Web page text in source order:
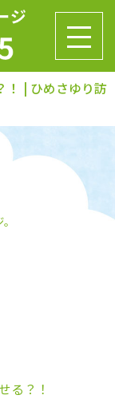
| ひめさゆり訪
る？！